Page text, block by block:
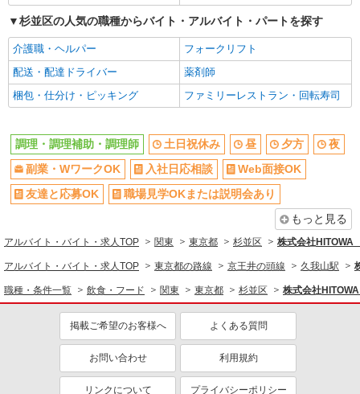
フリーター歓迎
学歴不問
ブランクOK
ミドル（40代～）活躍中
エルダー（50代～）活躍中
シニア（60代～）活躍中
ボーナス・賞与あり
昇給あり
時間固定シフト制
時間や曜日が選べる・シフト自由
禁煙・分煙
交通費支給
社会保険あり
家賃補助・住宅手当有
まかない・食事補助
産休・育休取得実績あり
退職金・財形貯蓄制度あり
各種手当（家族・役職・インセン
社割・特典あり
制服貸与
研修制度あり
社員登用あり
同じ職種から求人を探す
飲食・フード
調理・調理補助・調理師
同じ特徴から求人を探す
杉並区の人気の職種からバイト・アルバイト・パートを探す
介護職・ヘルパー
フォークリフト
配送・配達ドライバー
薬剤師
梱包・仕分け・ピッキング
ファミリーレストラン・回転寿司
調理・調理補助・調理師 土日祝休み 昼 夕方
夜
副業・WワークOK
入社日応相談
Web面接OK
友達と応募OK
職場見学OKまたは説明会あり
もっと見る
アルバイト・バイト・求人TOP 関東 東京都 杉並区 株式会社HITOWA
アルバイト・バイト・求人TOP 東京都の路線 京王井の頭線 久我山駅
職種・条件一覧 飲食・フード 関東 東京都 杉並区 株式会社
掲載ご希望のお客様へ よくある質問
お問い合わせ 利用規約
リンクについて プライバシーポリシー